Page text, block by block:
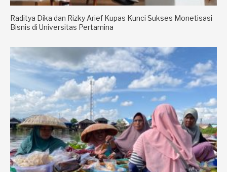
Raditya Dika dan Rizky Arief Kupas Kunci Sukses Monetisasi
Bisnis di Universitas Pertamina